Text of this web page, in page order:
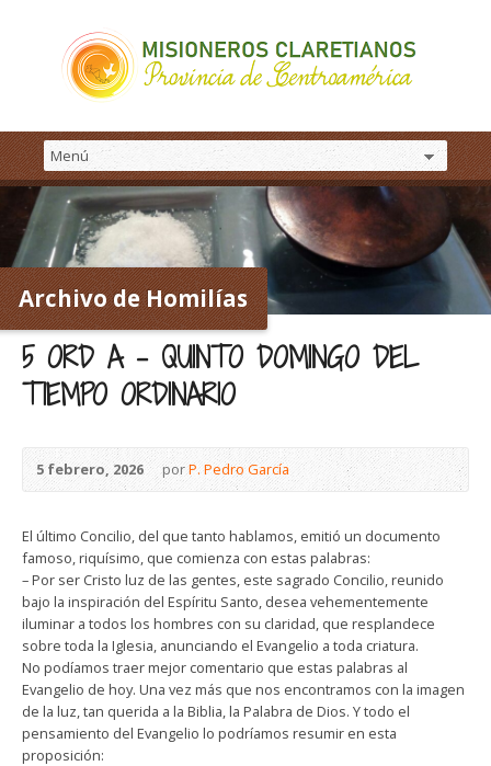
Archivo de Homilías
5 ORD A – QUINTO DOMINGO DEL
TIEMPO ORDINARIO
5 febrero, 2026 porP. Pedro García
El último Concilio, del que tanto hablamos, emitió un documento
famoso, riquísimo, que comienza con estas palabras:
– Por ser Cristo luz de las gentes, este sagrado Concilio, reunido
bajo la inspiración del Espíritu Santo, desea vehementemente
iluminar a todos los hombres con su claridad, que resplandece
sobre toda la Iglesia, anunciando el Evangelio a toda criatura.
No podíamos traer mejor comentario que estas palabras al
Evangelio de hoy. Una vez más que nos encontramos con la imagen
de la luz, tan querida a la Biblia, la Palabra de Dios. Y todo el
pensamiento del Evangelio lo podríamos resumir en esta
proposición: